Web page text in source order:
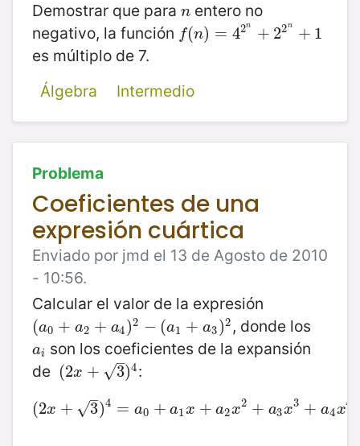
Demostrar que para n
n entero no
negativo, la función f(n) = 42n + 22n + 1
f(n)= 42n+ 22 n+1
es múltiplo de 7.
Álgebra
Intermedio
Problema
Coeficientes de una
expresión cuártica
Enviado por jmd el 13 de Agosto de 2010
- 10:56.
Calcular el valor de la expresión
(a0 + a2 + a4)2 − (a1 + a3)2
(a0 +a2+a4)2− (a1 +a 3)2 , donde los
ai
ai son los coeficientes de la expansión
de (2x + 3
–
√ )4
(2x +3 )4
:
(2x + 3
–
√ )4 = a0 + a1x + a2x2 + a3x3 + a4x4
(2 x+3)4 =a0+a1x+a 2x2+a 3x 3+a4x 4